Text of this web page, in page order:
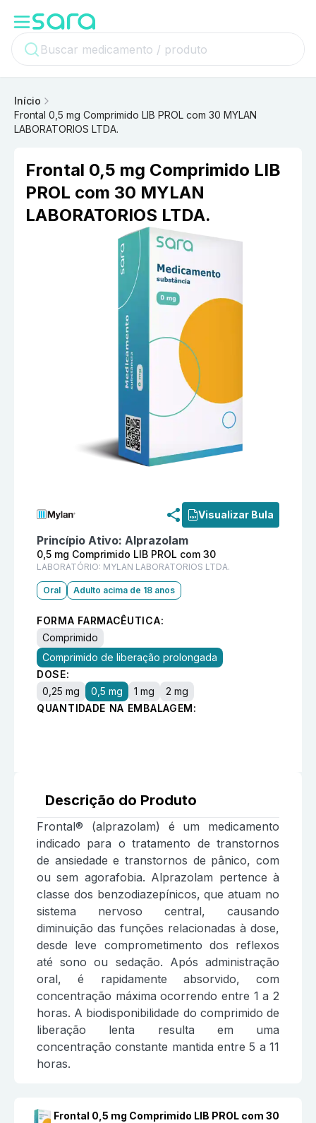
Início
Frontal 0,5 mg Comprimido LIB PROL com 30 MYLAN
LABORATORIOS LTDA.
Frontal 0,5 mg Comprimido LIB
PROL com 30 MYLAN
LABORATORIOS LTDA.
Visualizar Bula
Princípio Ativo: Alprazolam
0,5 mg Comprimido LIB PROL com 30
LABORATÓRIO: MYLAN LABORATORIOS LTDA.
Oral Adulto acima de 18 anos
FORMA FARMACÊUTICA:
Comprimido
Comprimido de liberação prolongada
DOSE:
0,25 mg
0,5 mg 1 mg
2 mg
QUANTIDADE NA EMBALAGEM:
Descrição do Produto
Frontal® (alprazolam) é um medicamento
indicado para o tratamento de transtornos
de ansiedade e transtornos de pânico, com
ou sem agorafobia. Alprazolam pertence à
classe dos benzodiazepínicos, que atuam no
sistema nervoso central, causando
diminuição das funções relacionadas à dose,
desde leve comprometimento dos reflexos
até sono ou sedação. Após administração
oral, é rapidamente absorvido, com
concentração máxima ocorrendo entre 1 a 2
horas. A biodisponibilidade do comprimido de
liberação lenta resulta em uma
concentração constante mantida entre 5 a 11
horas.
Frontal 0,5 mg Comprimido LIB PROL com 30